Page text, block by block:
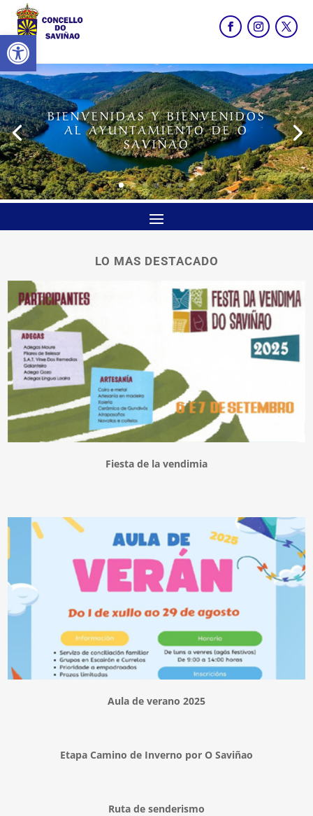
Abrir barra de herramientas
BIENVENIDAS Y BIENVENIDOS
AL AYUNTAMIENTO DE O
SAVIÑAO
LO MAS DESTACADO
Fiesta de la vendimia
Aula de verano 2025
Etapa Camino de Inverno por O Saviñao
Ruta de senderismo